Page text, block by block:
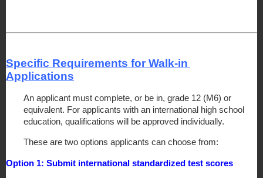
Specific Requirements for Walk-in
Applications
An applicant must complete, or be in, grade 12 (M6) or
equivalent. For applicants with an international high school
education, qualifications will be approved individually.
These are two options applicants can choose from:
Option 1: Submit international standardized test scores